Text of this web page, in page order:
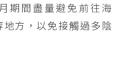
期間盡量避免前往海
方，以免接觸過多陰